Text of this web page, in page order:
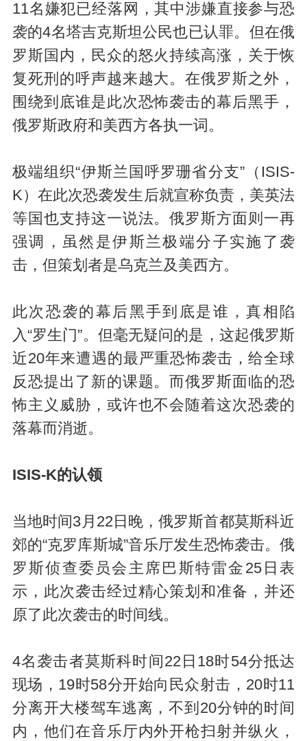
11名嫌犯已经落网，其中涉嫌直接参与恐
袭的4名塔吉克斯坦公民也已认罪。但在俄
罗斯国内，民众的怒火持续高涨，关于恢
复死刑的呼声越来越大。在俄罗斯之外，
围绕到底谁是此次恐怖袭击的幕后黑手，
俄罗斯政府和美西方各执一词。
极端组织“伊斯兰国呼罗珊省分支”（ISIS-
K）在此次恐袭发生后就宣称负责，美英法
等国也支持这一说法。俄罗斯方面则一再
强调，虽然是伊斯兰极端分子实施了袭
击，但策划者是乌克兰及美西方。
此次恐袭的幕后黑手到底是谁，真相陷
入“罗生门”。但毫无疑问的是，这起俄罗斯
近20年来遭遇的最严重恐怖袭击，给全球
反恐提出了新的课题。而俄罗斯面临的恐
怖主义威胁，或许也不会随着这次恐袭的
落幕而消逝。
ISIS-K的认领
当地时间3月22日晚，俄罗斯首都莫斯科近
郊的“克罗库斯城”音乐厅发生恐怖袭击。俄
罗斯侦查委员会主席巴斯特雷金25日表
示，此次袭击经过精心策划和准备，并还
原了此次袭击的时间线。
4名袭击者莫斯科时间22日18时54分抵达
现场，19时58分开始向民众射击，20时11
分离开大楼驾车逃离，不到20分钟的时间
内，他们在音乐厅内外开枪扫射并纵火，